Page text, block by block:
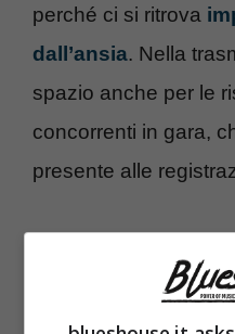
perché ci si ritrova
dall’ansia. Nella
spazio anche per le
concorrenti in gara,
presente alle